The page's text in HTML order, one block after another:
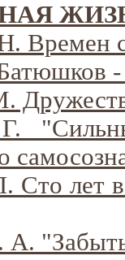
Времен
Сто лет
А.